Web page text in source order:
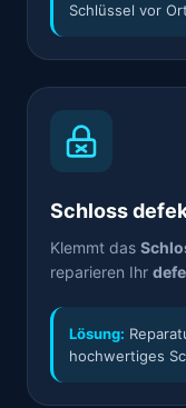
Schlüssel vor
Schloss
Klemmt das
reparieren Ihr
Lösung:
hochwertiges